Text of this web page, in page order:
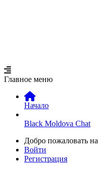
Главное меню
Начало
Black Moldova Chat
Добро пожаловать на
Войти
Регистрация